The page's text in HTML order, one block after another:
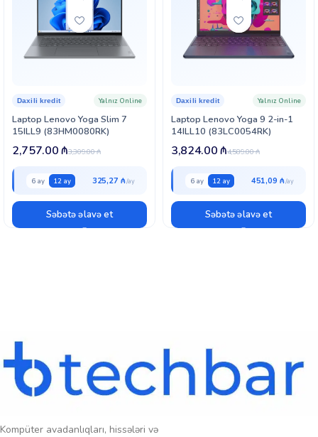
Laptop Lenovo Yoga Slim 7
15ILL9 (83HM0080RK)
Daxili kredit Yalnız Online
3,309.00₼
2,757.00₼
6 ay 12 ay 325,27 ₼
Səbətə əlavə et
Laptop Lenovo Yoga 9 2-in-1
14ILL10 (83LC0054RK)
Daxili kredit Yalnız Online
4,589.00₼
3,824.00₼
6 ay 12 ay 451,09 ₼
Səbətə əlavə et
Kompüter avadanlıqları, hissələri və